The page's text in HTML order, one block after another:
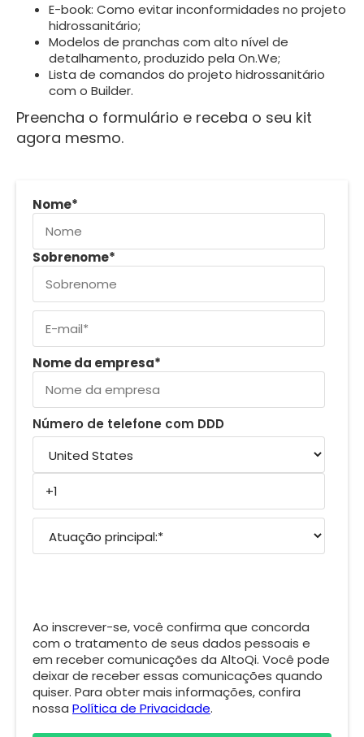
E-book: Como evitar inconformidades no projeto
hidrossanitário;
Modelos de pranchas com alto nível de
detalhamento, produzido pela On.We;
Lista de comandos do projeto hidrossanitário
com o Builder.
Preencha o formulário e receba o seu kit
agora mesmo.
Nome*
Sobrenome*
Nome da empresa*
Número de telefone com DDD
Ao inscrever-se, você confirma que concorda
com o tratamento de seus dados pessoais e
em receber comunicações da AltoQi. Você pode
deixar de receber essas comunicações quando
quiser. Para obter mais informações, confira
nossa Política de Privacidade.